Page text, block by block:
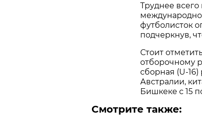
Труднее
футболисток
подчеркнув,
Стоит
отборочному
сборная (U-
Австралии,
Бишкеке с 15
Смотрите также: